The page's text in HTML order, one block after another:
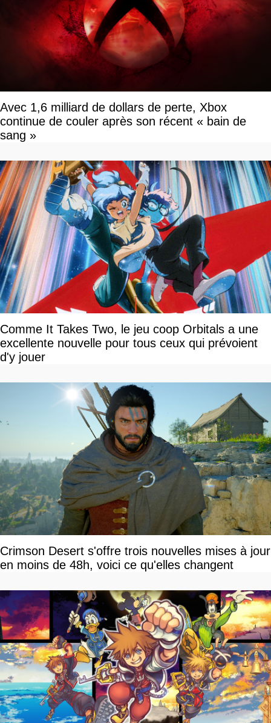
Avec 1,6 milliard de dollars de perte, Xbox
continue de couler après son récent « bain de
sang »
Comme It Takes Two, le jeu coop Orbitals a une
excellente nouvelle pour tous ceux qui prévoient
d'y jouer
Crimson Desert s'offre trois nouvelles mises à jour
en moins de 48h, voici ce qu'elles changent